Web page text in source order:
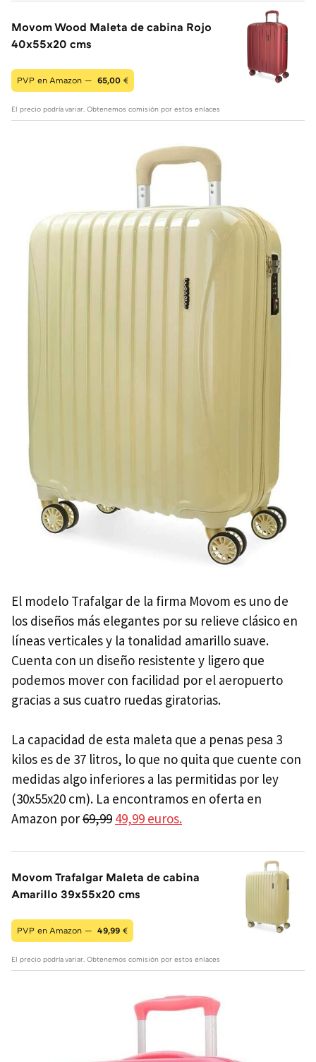
Movom Wood Maleta de cabina Rojo
40x55x20 cms
PVP en Amazon — 65,00 €
El precio podría variar. Obtenemos comisión por estos enlaces
El modelo Trafalgar de la firma Movom es uno de
los diseños más elegantes por su relieve clásico en
líneas verticales y la tonalidad amarillo suave.
Cuenta con un diseño resistente y ligero que
podemos mover con facilidad por el aeropuerto
gracias a sus cuatro ruedas giratorias.
La capacidad de esta maleta que a penas pesa 3
kilos es de 37 litros, lo que no quita que cuente con
medidas algo inferiores a las permitidas por ley
(30x55x20 cm). La encontramos en oferta en
Amazon por69,99 49,99 euros.
Movom Trafalgar Maleta de cabina
Amarillo 39x55x20 cms
PVP en Amazon — 49,99 €
El precio podría variar. Obtenemos comisión por estos enlaces